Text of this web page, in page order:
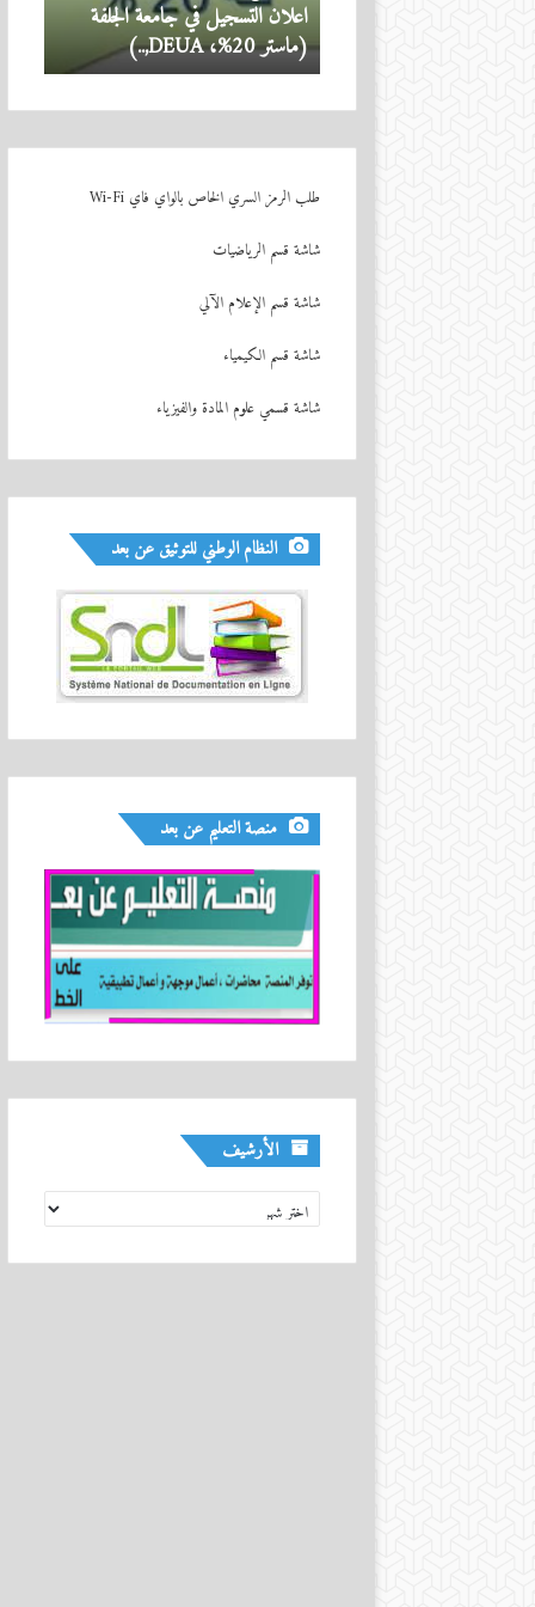
منذ 3 أسابيع
تهنئة
طلب الرمز السري الخاص بالواي فاي Wi-Fi
شاشة قسم الرياضيات
شاشة قسم الإعلام الآلي
شاشة قسم الكيمياء
شاشة قسمي علوم المادة والفيزياء
النظام الوطني للتوثيق عن بعد
منصة التعليم عن بعد
الأرشيف